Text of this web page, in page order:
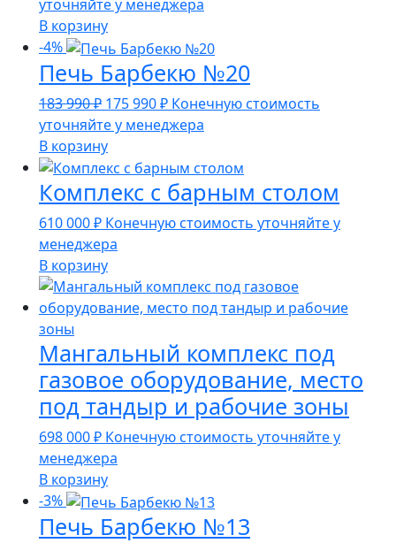
составляла
265
810 ₽.
990 ₽.
уточняйте у менеджера
В корзину
-4%
Печь Барбекю №20
183 990₽ Первоначальная
цена
составляла
183
990 ₽.
175 990₽Текущая
цена:
990 ₽.
Конечную стоимость
уточняйте у менеджера
В корзину
Комплекс с барным столом
610 000₽ Конечную стоимость уточняйте у
менеджера
В корзину
Мангальный комплекс под
газовое оборудование, место
под тандыр и рабочие зоны
698 000₽ Конечную стоимость уточняйте у
менеджера
В корзину
-3%
Печь Барбекю №13